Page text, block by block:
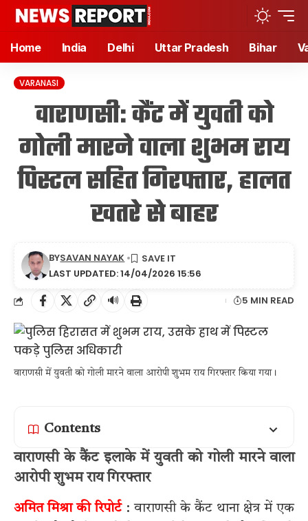
Home India Delhi Uttar Pradesh Bihar
VARANASI
वाराणसी: कैंट में युवती को
गोली मारने वाला शुभम राय
पिस्टल सहित गिरफ्तार, हालत
खतरे से बाहर
LAST UPDATED: 14/04/2026 15:56
BYSAVAN NAYAK
🔊 5 MIN READ
वाराणसी में युवती को गोली मारने वाला आरोपी शुभम राय गिरफ्तार किया गया।
Contents
वाराणसी के कैंट इलाके में युवती को गोली मारने वाला
आरोपी शुभम राय गिरफ्तार
अमित मिश्रा की रिपोर्ट : वाराणसी के कैंट थाना क्षेत्र में एक